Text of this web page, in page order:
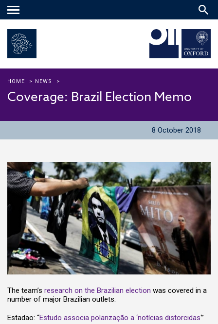
Main
HOME > NEWS >
Coverage: Brazil Election Memo
8 October 2018
The team’s research on the Brazilian election was covered in a
number of major Brazilian outlets:
Estadao: “Estudo associa polarização a ‘notícias distorcidas‘”